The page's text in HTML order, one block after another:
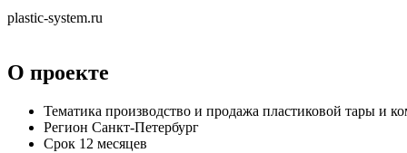
plastic-system.ru
О проекте
Тематика производство и продажа пластиковой тары и
Регион Санкт-Петербург
Срок 12 месяцев